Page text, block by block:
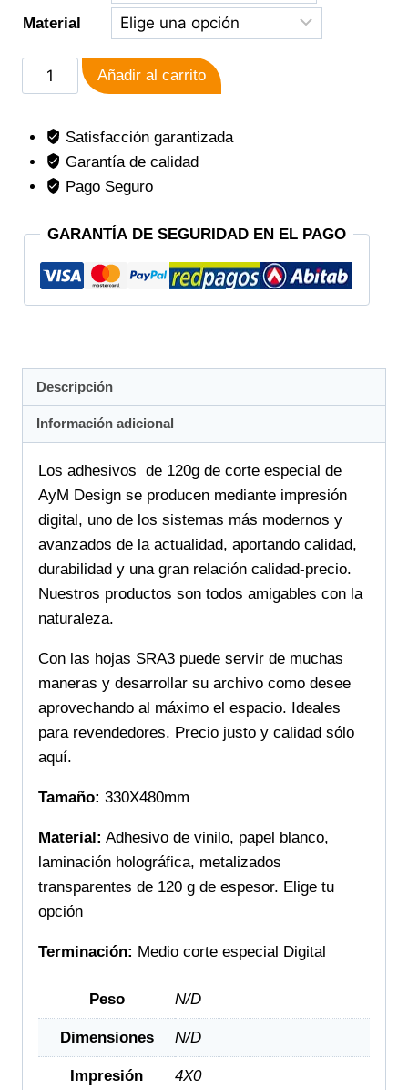
Material
Añadir al carrito
Satisfacción garantizada
Garantía de calidad
Pago Seguro
GARANTÍA DE SEGURIDAD EN EL PAGO
Descripción
Información adicional
Los adhesivos de 120g de corte especial de
AyM Design se producen mediante impresión
digital, uno de los sistemas más modernos y
avanzados de la actualidad, aportando calidad,
durabilidad y una gran relación calidad-precio.
Nuestros productos son todos amigables con la
naturaleza.
Con las hojas SRA3 puede servir de muchas
maneras y desarrollar su archivo como desee
aprovechando al máximo el espacio. Ideales
para revendedores. Precio justo y calidad sólo
aquí.
Tamaño: 330X480mm
Material: Adhesivo de vinilo, papel blanco,
laminación holográfica, metalizados
transparentes de 120 g de espesor. Elige tu
opción
Terminación: Medio corte especial Digital
Peso N/D
Dimensiones N/D
Impresión 4X0